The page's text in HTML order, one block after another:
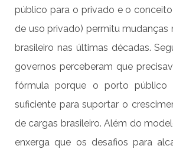
público para o privado e o
de uso privado) permitu mudanças
brasileiro nas últimas décadas.
governos perceberam que
fórmula porque o porto público
suficiente para suportar o
de cargas brasileiro. Além do
enxerga que os desafios para